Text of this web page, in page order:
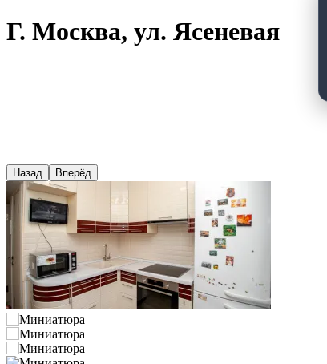
Г. Москва, ул. Ясеневая
Назад Вперёд